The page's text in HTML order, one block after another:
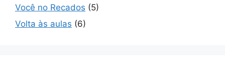
Você no Recados (5)
Volta às aulas (6)